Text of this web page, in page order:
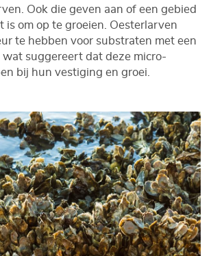
Ook die geven aan of een gebied
is om op te groeien. Oesterlarven
te hebben voor substraten met een
suggereert dat deze micro-
bij hun vestiging en groei.